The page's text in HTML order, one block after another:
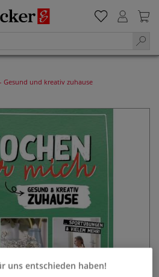
Gesund und kreativ zuhause
uns entschieden haben!